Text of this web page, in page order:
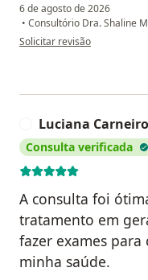
6 de agosto de 2026
• Consultório Dra. Shaline
na opinião do utilizador
Solicitar revisão
Luciana
Consulta verificada
A consulta foi
tratamento em
fazer exames
minha saúde.